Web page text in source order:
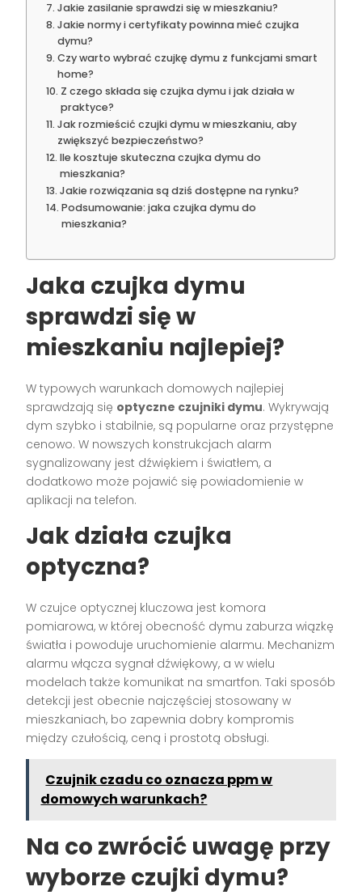
Jakie zasilanie sprawdzi się w mieszkaniu?
Jakie normy i certyfikaty powinna mieć czujka
dymu?
Czy warto wybrać czujkę dymu z funkcjami smart
home?
Z czego składa się czujka dymu i jak działa w
praktyce?
Jak rozmieścić czujki dymu w mieszkaniu, aby
zwiększyć bezpieczeństwo?
Ile kosztuje skuteczna czujka dymu do
mieszkania?
Jakie rozwiązania są dziś dostępne na rynku?
Podsumowanie: jaka czujka dymu do
mieszkania?
Jaka czujka dymu
sprawdzi się w
mieszkaniu najlepiej?
W typowych warunkach domowych najlepiej
sprawdzają się optyczne czujniki dymu. Wykrywają
dym szybko i stabilnie, są popularne oraz przystępne
cenowo. W nowszych konstrukcjach alarm
sygnalizowany jest dźwiękiem i światłem, a
dodatkowo może pojawić się powiadomienie w
aplikacji na telefon.
Jak działa czujka
optyczna?
W czujce optycznej kluczowa jest komora
pomiarowa, w której obecność dymu zaburza wiązkę
światła i powoduje uruchomienie alarmu. Mechanizm
alarmu włącza sygnał dźwiękowy, a w wielu
modelach także komunikat na smartfon. Taki sposób
detekcji jest obecnie najczęściej stosowany w
mieszkaniach, bo zapewnia dobry kompromis
między czułością, ceną i prostotą obsługi.
Czujnik czadu co oznacza ppm w
domowych warunkach?
Na co zwrócić uwagę przy
wyborze czujki dymu?